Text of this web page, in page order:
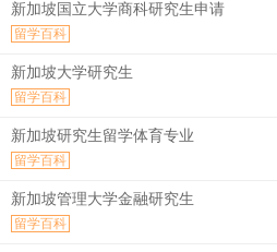
新加坡国立大学商科研究生申请
留学百科
新加坡大学研究生
留学百科
新加坡研究生留学体育专业
留学百科
新加坡管理大学金融研究生
留学百科